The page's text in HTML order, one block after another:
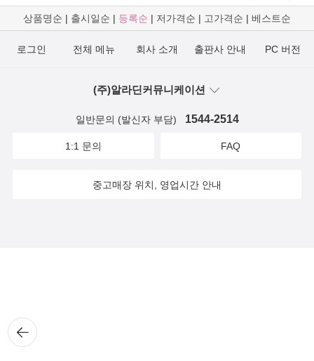
상품명순 | 출시일순 | 등록순 | 저가격순 | 고가격순 | 베스트순
뒤로
가기
로그인 전체 메뉴 회사 소개 출판사 안내 PC 버전
(주)알라딘커뮤니케이션
일반문의 (발신자 부담) 1544-2514
1:1 문의 FAQ
중고매장 위치, 영업시간 안내